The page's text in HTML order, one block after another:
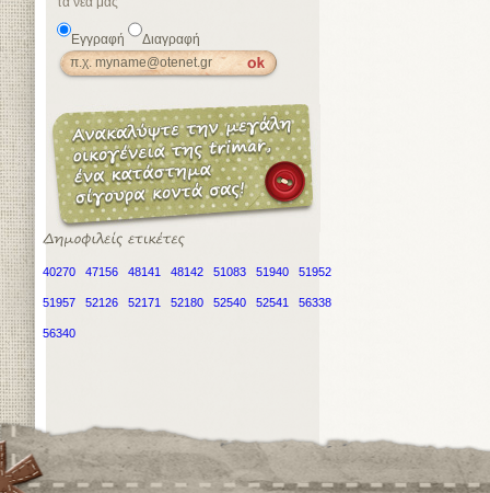
Εγγραφή Διαγραφή
40270 47156 48141 48142 51083 51940 51952
51957 52126 52171 52180 52540 52541 56338
56340